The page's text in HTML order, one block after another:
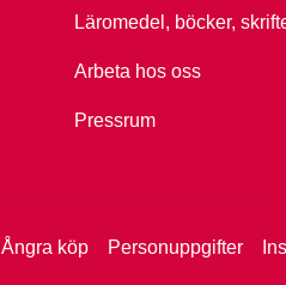
Läromedel, böcker,
Arbeta hos oss
Pressrum
Ångra köp Personuppgifter